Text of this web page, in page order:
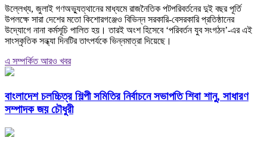
উল্লেখ্য, জুলাই গণঅভ্যুত্থানের মাধ্যমে রাজনৈতিক পটপরিবর্তনের দুই বছর পূর্তি
উপলক্ষে সারা দেশের মতো কিশোরগঞ্জেও বিভিন্ন সরকারি-বেসরকারি প্রতিষ্ঠানের
উদ্যোগে নানা কর্মসূচি পালিত হয়। তারই অংশ হিসেবে ‘পরিবর্তন যুব সংগঠন’-এর এই
সাংস্কৃতিক সন্ধ্যা দিনটির তাৎপর্যকে ভিন্নমাত্রা দিয়েছে।
এ সম্পর্কিত আরও খবর
বাংলাদেশ চলচ্চিত্র শিল্পী সমিতির নির্বাচনে সভাপতি শিবা শানু, সাধারণ
সম্পাদক জয় চৌধুরী